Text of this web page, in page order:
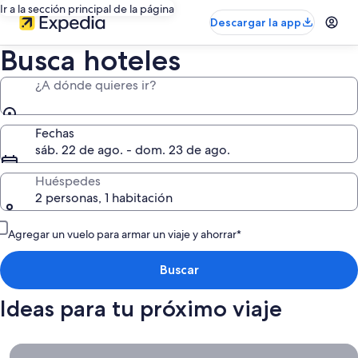
Ir a la sección principal de la página
Descargar la app
Busca hoteles
¿A dónde quieres ir?
Fechas
sáb. 22 de ago. - dom. 23 de ago.
Huéspedes
2 personas, 1 habitación
Agregar un vuelo para armar un viaje y ahorrar*
Buscar
Ideas para tu próximo viaje